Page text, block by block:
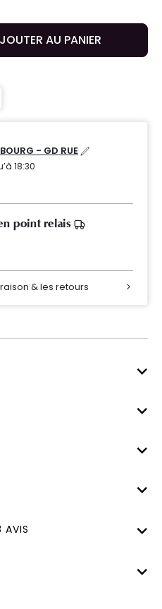
AU PANIER
- GD RUE
18:30
point relais
& les retours
AVIS